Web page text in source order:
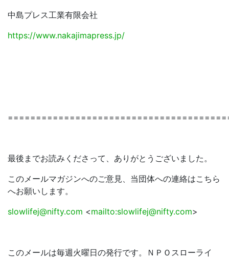
中島プレス工業有限会社
https://www.nakajimapress.jp/
最後までお読みくださって、ありがとうございました。
このメールマガジンへのご意見、当団体への連絡はこちら
へお願いします。
slowlifej@nifty.com <mailto:slowlifej@nifty.com>
このメールは毎週火曜日の発行です。ＮＰＯスローライ